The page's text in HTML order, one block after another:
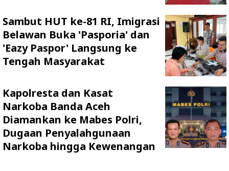
Sambut HUT ke-81 RI, Imigrasi
Belawan Buka 'Pasporia' dan
'Eazy Paspor' Langsung ke
Tengah Masyarakat
Kapolresta dan Kasat
Narkoba Banda Aceh
Diamankan ke Mabes Polri,
Dugaan Penyalahgunaan
Narkoba hingga Kewenangan